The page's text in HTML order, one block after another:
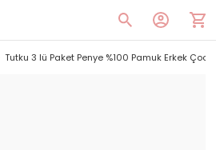
Tutku 3 lü Paket Penye %100 Pamuk Erkek